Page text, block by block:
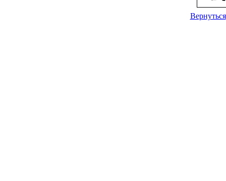
Вернуться